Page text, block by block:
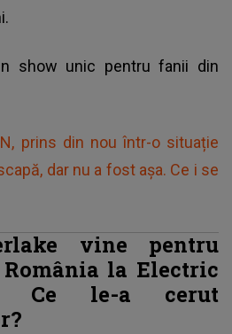
show unic pentru fanii din
prins din nou într-o situație
dar nu a fost așa. Ce i se
vine pentru
la Electric
Ce le-a cerut